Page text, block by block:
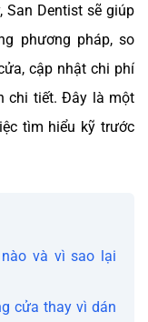
San Dentist sẽ giúp
phương pháp, so
cập nhật chi phí
chi tiết. Đây là một
tìm hiểu kỹ trước
và vì sao lại
cửa thay vì dán